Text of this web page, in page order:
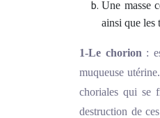
Une masse
ainsi que les
1-Le chorion :
muqueuse
choriales qui se
destruction de